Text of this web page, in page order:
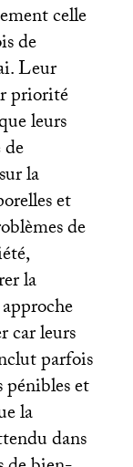
celle
de
Leur
priorité
leurs
la
et
de
la
car leurs
parfois
pénibles et
la
dans